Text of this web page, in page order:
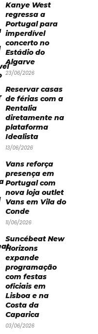
Kanye West
regressa a
Portugal para
imperdível
concerto no
Estádio do
Algarve
23/06/2026
Reservar casas
de férias com a
Rentalia
diretamente na
plataforma
Idealista
13/06/2026
Vans reforça
presença em
Portugal com
nova loja outlet
Vans em Vila do
Conde
11/06/2026
Suncébeat New
Horizons
expande
programação
com festas
oficiais em
Lisboa e na
Costa da
Caparica
03/06/2026